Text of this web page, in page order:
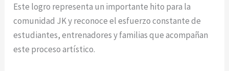
Este logro representa un importante hito para la
comunidad JK y reconoce el esfuerzo constante de
estudiantes, entrenadores y familias que acompañan
este proceso artístico.